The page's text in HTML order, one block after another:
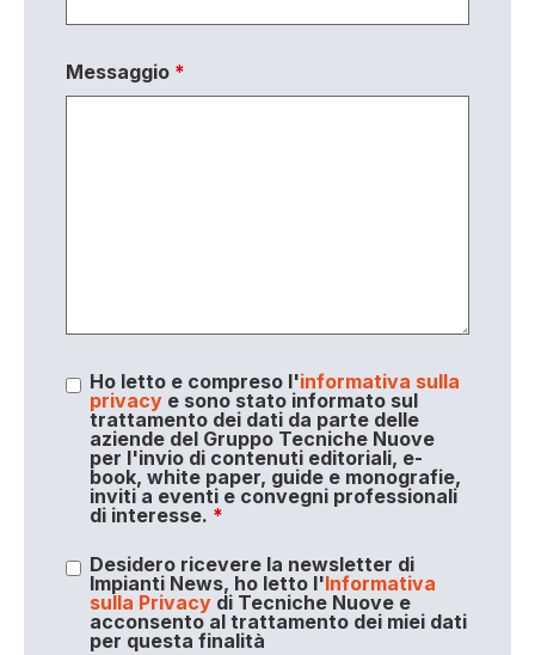
Messaggio *
Ho letto e compreso l'informativa sulla
privacye sono stato informato sul
trattamento dei dati da parte delle
aziende del Gruppo Tecniche Nuove
per l'invio di contenuti editoriali, e-
book, white paper, guide e monografie,
inviti a eventi e convegni professionali
di interesse. *
Desidero ricevere la newsletter di
Impianti News, ho letto l'Informativa
sulla Privacydi Tecniche Nuove e
acconsento al trattamento dei miei dati
per questa finalità